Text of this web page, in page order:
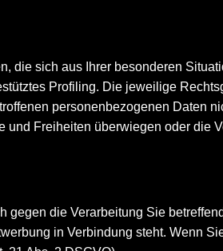
die sich aus Ihrer besonderen
Profiling. Die jeweilige
personenbezogenen Daten
und Freiheiten überwiegen oder die
gegen die Verarbeitung Sie
in Verbindung steht. Wenn